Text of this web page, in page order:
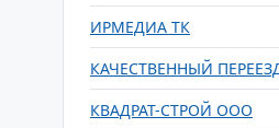
ИРМЕДИА ТК
КАЧЕСТВЕННЫЙ
КВАДРАТ-СТРОЙ ООО